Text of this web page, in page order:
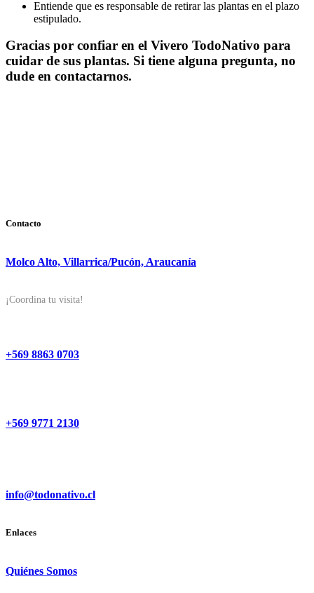
Entiende que es responsable de retirar las plantas en el plazo
estipulado.
Gracias por confiar en el Vivero TodoNativo para
cuidar de sus plantas. Si tiene alguna pregunta, no
dude en contactarnos.
Contacto
Molco Alto, Villarrica/Pucón, Araucanía
¡Coordina tu visita!
+569 8863 0703
+569 9771 2130
info@todonativo.cl
Enlaces
Quiénes Somos